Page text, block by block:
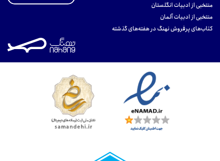
منتخبی از ادبیات انگلستان
منتخبی از ادبیات آلمان
کتاب‌های پرفروش نهنگ در هفته‌های گذشته